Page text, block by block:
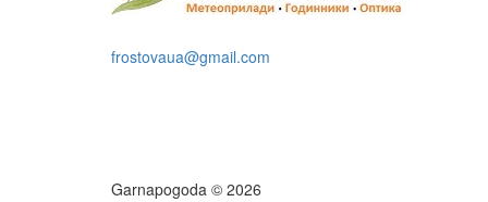
frostovaua@gmail.com
Garnapogoda © 2026